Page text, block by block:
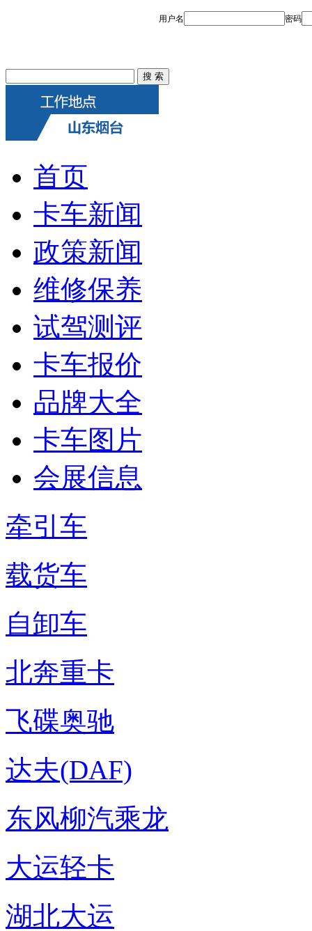
首页
卡车新闻
政策新闻
维修保养
试驾测评
卡车报价
品牌大全
卡车图片
会展信息
牵引车
载货车
自卸车
北奔重卡
飞碟奥驰
达夫(DAF)
东风柳汽乘龙
大运轻卡
湖北大运